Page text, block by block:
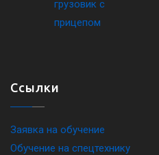
Ссылки
Заявка на обучение
Обучение на спецтехнику